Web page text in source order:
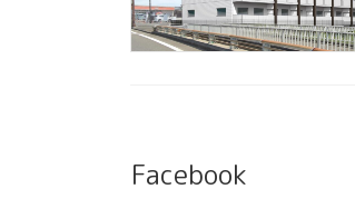
Facebook